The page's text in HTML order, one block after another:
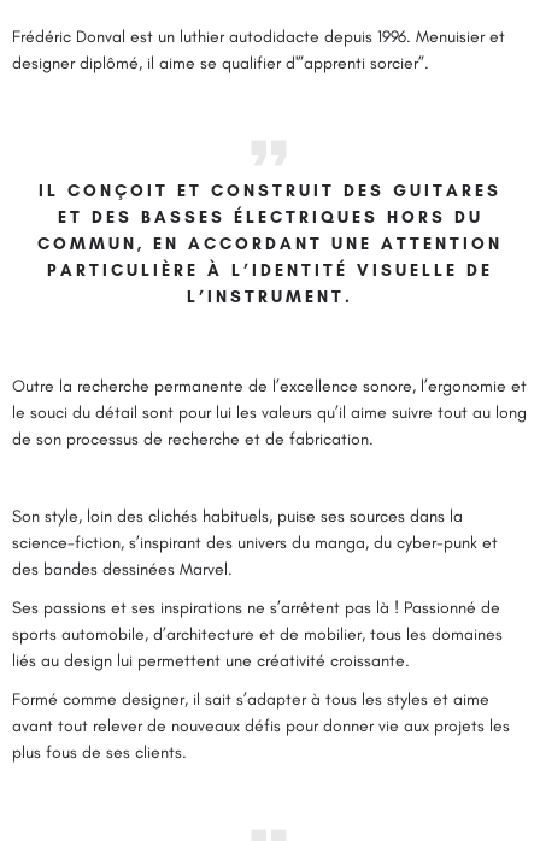
Frédéric Donval est un luthier autodidacte depuis 1996. Menuisier et
designer diplômé, il aime se qualifier d'”apprenti sorcier”.
IL CONÇOIT ET CONSTRUIT DES GUITARES
ET DES BASSES ÉLECTRIQUES HORS DU
COMMUN, EN ACCORDANT UNE ATTENTION
PARTICULIÈRE À L’IDENTITÉ VISUELLE DE
L’INSTRUMENT.
Outre la recherche permanente de l’excellence sonore, l’ergonomie et
le souci du détail sont pour lui les valeurs qu’il aime suivre tout au long
de son processus de recherche et de fabrication.
Son style, loin des clichés habituels, puise ses sources dans la
science-fiction, s’inspirant des univers du manga, du cyber-punk et
des bandes dessinées Marvel.
Ses passions et ses inspirations ne s’arrêtent pas là ! Passionné de
sports automobile, d’architecture et de mobilier, tous les domaines
liés au design lui permettent une créativité croissante.
Formé comme designer, il sait s’adapter à tous les styles et aime
avant tout relever de nouveaux défis pour donner vie aux projets les
plus fous de ses clients.